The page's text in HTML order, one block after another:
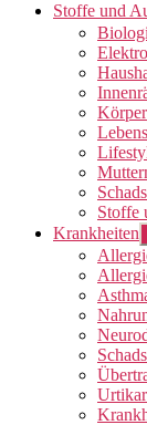
Stoffe und
Stoffe
Krankheiten